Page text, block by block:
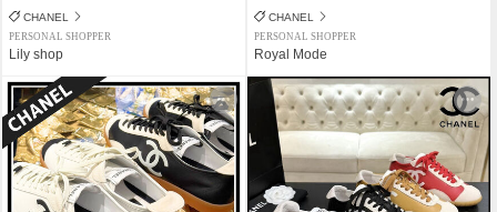
CHANEL
PERSONAL SHOPPER
Lily shop
CHANEL
PERSONAL SHOPPER
Royal Mode